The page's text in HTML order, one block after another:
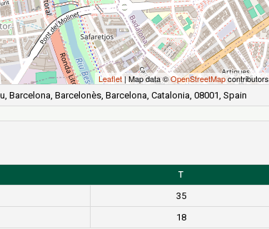
Leaflet| Map data ©OpenStreetMapcontributors
Barcelona, Barcelonès, Barcelona, Catalonia, 08001, Spain
T
35
18